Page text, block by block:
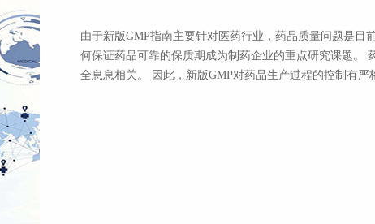
由于新版GMP指南主要针对医药行业，药品质量问题是目
何保证药品可靠的保质期成为制药企业的重点研究课题。
全息息相关。 因此，新版GMP对药品生产过程的控制有严格